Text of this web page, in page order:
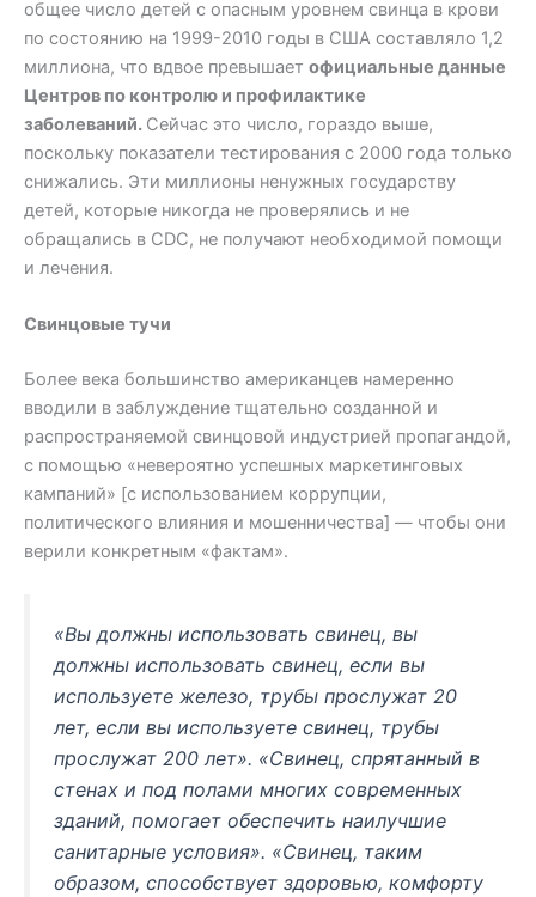
общее число детей с опасным уровнем свинца в крови
по состоянию на 1999-2010 годы в США составляло 1,2
миллиона, что вдвое превышает официальные данные
Центров по контролю и профилактике
заболеваний. Сейчас это число, гораздо выше,
поскольку показатели тестирования с 2000 года только
снижались. Эти миллионы ненужных государству
детей, которые никогда не проверялись и не
обращались в CDC, не получают необходимой помощи
и лечения.
Свинцовые тучи
Более века большинство американцев намеренно
вводили в заблуждение тщательно созданной и
распространяемой свинцовой индустрией пропагандой,
с помощью «невероятно успешных маркетинговых
кампаний» [с использованием коррупции,
политического влияния и мошенничества] — чтобы они
верили конкретным «фактам».
«Вы должны использовать свинец, вы
должны использовать свинец, если вы
используете железо, трубы прослужат 20
лет, если вы используете свинец, трубы
прослужат 200 лет». «Свинец, спрятанный в
стенах и под полами многих современных
зданий, помогает обеспечить наилучшие
санитарные условия». «Свинец, таким
образом, способствует здоровью, комфорту